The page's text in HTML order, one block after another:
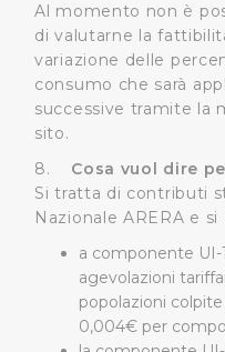
loro servizi.
Cliccando su "Accetta
memorizzare tutti i
sopra indicate.
Cliccando su
direttamente le proprie
della condivisione di
Cliccando su "Rifiuta" o
destra in questo banner
Al momento non è
di valutarne la
variazione delle
consumo che sarà
successive tramite la
sito.
8. Cosa vuol dire
Si tratta di contributi
Nazionale ARERA e
a componente UI-
agevolazioni
popolazioni
0,004€ per